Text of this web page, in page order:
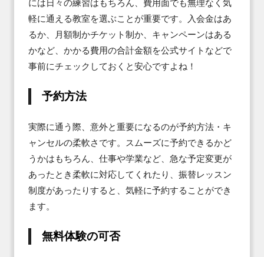
には日々の練習はもちろん、費用面でも無理なく気
軽に通える教室を選ぶことが重要です。入会金はあ
るか、月額制かチケット制か、キャンペーンはある
かなど、かかる費用の合計金額を公式サイトなどで
事前にチェックしておくと安心ですよね！
予約方法
実際に通う際、意外と重要になるのが予約方法・キ
ャンセルの柔軟さです。スムーズに予約できるかど
うかはもちろん、仕事や学業など、急な予定変更が
あったとき柔軟に対応してくれたり、振替レッスン
制度があったりすると、気軽に予約することができ
ます。
無料体験の可否